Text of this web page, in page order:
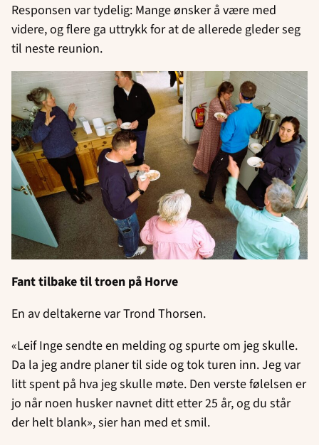
Responsen var tydelig: Mange ønsker å være med
videre, og flere ga uttrykk for at de allerede gleder seg
til neste reunion.
Fant tilbake til troen på Horve
En av deltakerne var Trond Thorsen.
«Leif Inge sendte en melding og spurte om jeg skulle.
Da la jeg andre planer til side og tok turen inn. Jeg var
litt spent på hva jeg skulle møte. Den verste følelsen er
jo når noen husker navnet ditt etter 25 år, og du står
der helt blank», sier han med et smil.